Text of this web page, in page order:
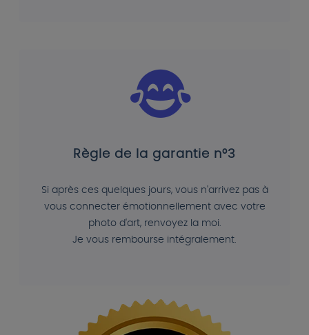
Règle de la garantie n°3
Si après ces quelques jours, vous n'arrivez pas à
vous connecter émotionnellement avec votre
photo d'art, renvoyez la moi.
Je vous rembourse intégralement.